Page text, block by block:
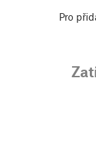
Pro